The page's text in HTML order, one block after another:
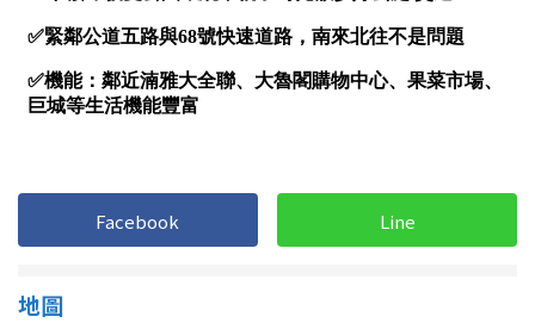
屋齡
不拘
20-30 年 30-40 年
Facebook Line
地圖